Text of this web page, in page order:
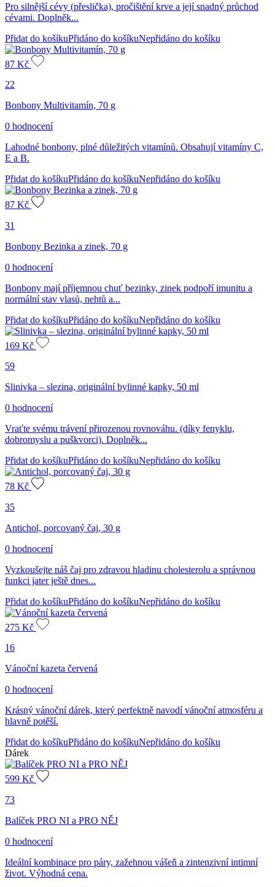
Pro silnější cévy (přeslička), pročištění krve a její snadný průchod
cévami. Doplněk...
Přidat do košíkuPřidáno do košíkuNepřidáno do košíku
87 Kč
22
Bonbony Multivitamín, 70 g
0 hodnocení
Lahodné bonbony, plné důležitých vitamínů. Obsahují vitamíny C,
E a B.
Přidat do košíkuPřidáno do košíkuNepřidáno do košíku
87 Kč
31
Bonbony Bezinka a zinek, 70 g
0 hodnocení
Bonbony mají příjemnou chuť bezinky, zinek podpoří imunitu a
normální stav vlasů, nehtů a...
Přidat do košíkuPřidáno do košíkuNepřidáno do košíku
169 Kč
59
Slinivka – slezina, originální bylinné kapky, 50 ml
0 hodnocení
Vraťte svému trávení přirozenou rovnováhu. (díky fenyklu,
dobromyslu a puškvorci). Doplněk...
Přidat do košíkuPřidáno do košíkuNepřidáno do košíku
78 Kč
35
Antichol, porcovaný čaj, 30 g
0 hodnocení
Vyzkoušejte náš čaj pro zdravou hladinu cholesterolu a správnou
funkci jater ještě dnes...
Přidat do košíkuPřidáno do košíkuNepřidáno do košíku
275 Kč
16
Vánoční kazeta červená
0 hodnocení
Krásný vánoční dárek, který perfektně navodí vánoční atmosféru a
hlavně potěší.
Přidat do košíkuPřidáno do košíkuNepřidáno do košíku
Dárek
599 Kč
73
Balíček PRO NI a PRO NĚJ
0 hodnocení
Ideální kombinace pro páry, zažehnou vášeň a zintenzivní intimní
život. Výhodná cena.